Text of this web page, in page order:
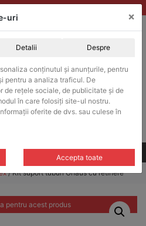
si in sistemul SEAP / SICAP
CAUTARE
/ Kit suport tuburi Ohaus cu retinere
pentru acest produs
uri ×
Detalii Despre
conținutul și anunțurile, pentru
pentru a analiza traficul. De
de rețele sociale, de publicitate și de
în care folosiți site-ul nostru.
oferite de dvs. sau culese în
Accepta toate